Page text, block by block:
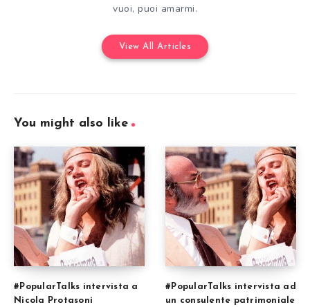
vuoi, puoi amarmi.
View All Articles
You might also like
#PopularTalks intervista a
Nicola Protasoni
#PopularTalks intervista ad
un consulente patrimoniale